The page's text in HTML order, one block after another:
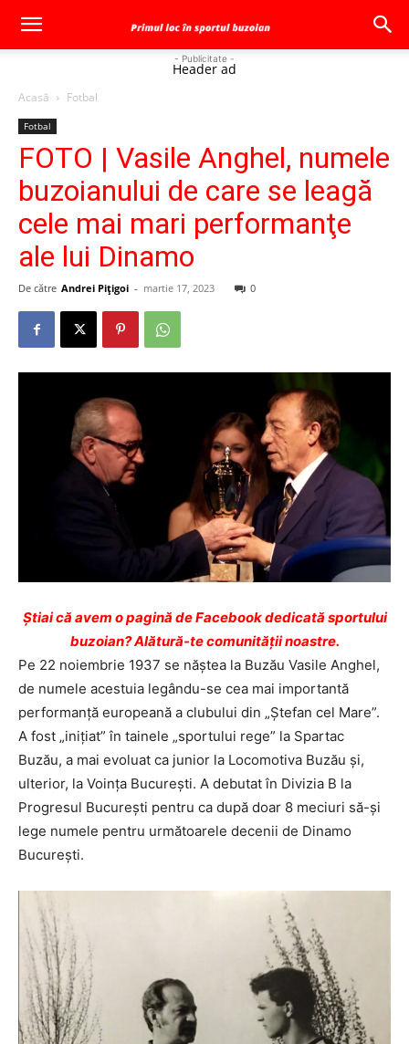
- Publicitate -
Header ad
Acasă Fotbal
Fotbal
FOTO | Vasile Anghel, numele
buzoianului de care se leagă
cele mai mari performanţe
ale lui Dinamo
De către Andrei Pițigoi - martie 17, 2023 0
Ştiai că avem o pagină de Facebook dedicată sportului
buzoian? Alătură-te comunității noastre.
Pe 22 noiembrie 1937 se năştea la Buzău Vasile Anghel,
de numele acestuia legându-se cea mai importantă
performanţă europeană a clubului din „Ştefan cel Mare”.
A fost „iniţiat” în tainele „sportului rege” la Spartac
Buzău, a mai evoluat ca junior la Locomotiva Buzău şi,
ulterior, la Voinţa Bucureşti. A debutat în Divizia B la
Progresul Bucureşti pentru ca după doar 8 meciuri să-şi
lege numele pentru următoarele decenii de Dinamo
Bucureşti.